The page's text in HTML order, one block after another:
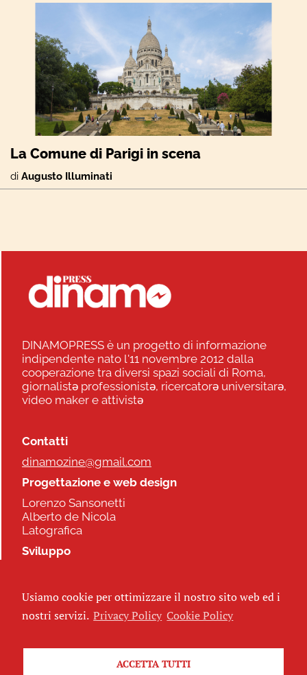
La Comune di Parigi in scena
di Augusto Illuminati
DINAMOPRESS è un progetto di informazione
indipendente nato l'11 novembre 2012 dalla
cooperazione tra diversi spazi sociali di Roma,
giornalistə professionistə, ricercatorə universitarə,
video maker e attivistə
Contatti
dinamozine@gmail.com
Progettazione e web design
Lorenzo Sansonetti
Alberto de Nicola
Latografica
Sviluppo
Seguici
Usiamo cookie per ottimizzare il nostro sito web ed i
nostri servizi. Privacy Policy Cookie Policy
ACCETTA TUTTI